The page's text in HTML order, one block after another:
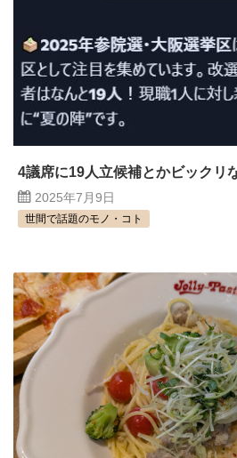
4議席に19人立候補とかビックリ
2025年7月9日
世間で話題のモノ・コト